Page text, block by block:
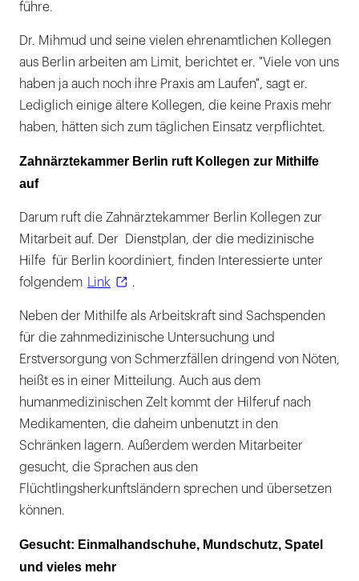
führe.
Dr. Mihmud und seine vielen ehrenamtlichen Kollegen
aus Berlin arbeiten am Limit, berichtet er. "Viele von uns
haben ja auch noch ihre Praxis am Laufen", sagt er.
Lediglich einige ältere Kollegen, die keine Praxis mehr
haben, hätten sich zum täglichen Einsatz verpflichtet.
Zahnärztekammer Berlin ruft Kollegen zur Mithilfe
auf
Darum ruft die Zahnärztekammer Berlin Kollegen zur
Mitarbeit auf. Der Dienstplan, der die medizinische
Hilfe für Berlin koordiniert, finden Interessierte unter
folgendem
Link .
Neben der Mithilfe als Arbeitskraft sind Sachspenden
für die zahnmedizinische Untersuchung und
Erstversorgung von Schmerzfällen dringend von Nöten,
heißt es in einer Mitteilung. Auch aus dem
humanmedizinischen Zelt kommt der Hilferuf nach
Medikamenten, die daheim unbenutzt in den
Schränken lagern. Außerdem werden Mitarbeiter
gesucht, die Sprachen aus den
Flüchtlingsherkunftsländern sprechen und übersetzen
können.
Gesucht: Einmalhandschuhe, Mundschutz, Spatel
und vieles mehr